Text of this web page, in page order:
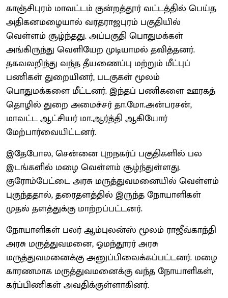
காஞ்சிபுரம் மாவட்டம் குன்றத்தூர் வட்டத்தில் பெய்த
அதிகனமழையால் வரதராஜபுரம் பகுதியில்
வெள்ளம் சூழ்ந்தது. அப்பகுதி பொதுமக்கள்
அங்கிருந்து வெளியேற முடியாமல் தவித்தனர்.
தகவலறிந்து வந்த தீயணைப்பு மற்றும் மீட்புப்
பணிகள் துறையினர், படகுகள் மூலம்
பொதுமக்களை மீட்டனர். இந்தப் பணிகளை ஊரகத்
தொழில் துறை அமைச்சர் தா.மோ.அன்பரசன்,
மாவட்ட ஆட்சியர் மா.ஆர்த்தி ஆகியோர்
மேற்பார்வையிட்டனர்.
இதேபோல, சென்னை புறநகர்ப் பகுதிகளில் பல
இடங்களில் மழை வெள்ளம் சூழ்ந்துள்ளது.
குரோம்பேட்டை அரசு மருத்துவமனையில் வெள்ளம்
புகுந்ததால், தரைதளத்தில் இருந்த நோயாளிகள்
முதல் தளத்துக்கு மாற்றப்பட்டனர்.
நோயாளிகள் பலர் ஆம்புலன்ஸ் மூலம் ராஜீவ்காந்தி
அரசு மருத்துவமனை, ஓமந்தூரர் அரசு
மருத்துவமனைக்கு அனுப்பிவைக்கப்பட்டனர். மழை
காரணமாக மருத்துவமனைக்கு வந்த நோயாளிகள்,
கர்ப்பிணிகள் அவதிக்குள்ளாகினர்.